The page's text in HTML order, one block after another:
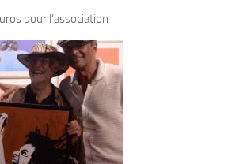
pour l’association